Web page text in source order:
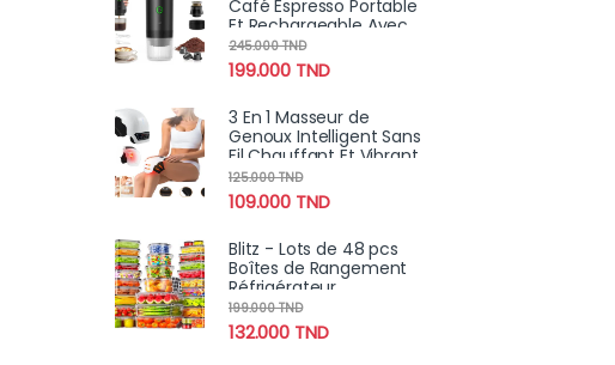
Café Espresso Portable
Et Rechargeable Avec
Chauffage Intégré
199.000 TND
245.000TND
3 En 1 Masseur de
Genoux Intelligent Sans
Fil Chauffant Et Vibrant
pour Douleurs
Articulaires Avec 9
Modes De Massage
109.000 TND
125.000TND
Blitz - Lots de 48 pcs
Boîtes de Rangement
Réfrigérateur
Alimentaire Transparent
Cuisine & Placards (24
Boîtes + 24 Couvercles)
132.000 TND
199.000TND